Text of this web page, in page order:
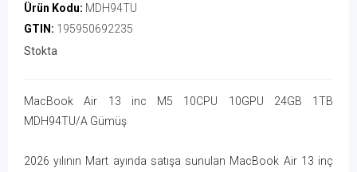
Ürün Kodu: MDH94TU
GTIN: 195950692235
Stokta
MacBook Air 13 inc M5 10CPU 10GPU 24GB 1TB
MDH94TU/A Gümüş
2026 yılının Mart ayında satışa sunulan MacBook Air 13 inç